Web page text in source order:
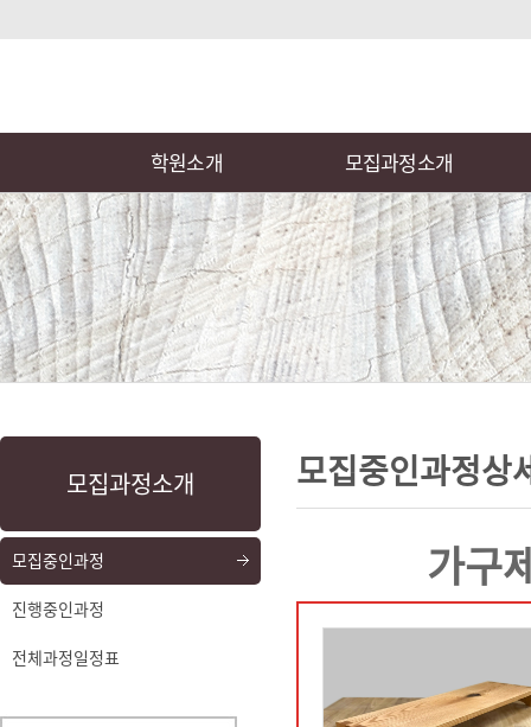
학원소개 모집과정소개
본
하
모집과정소개
모집중인과정
진행중인과정
전체과정일정표
링
본
모집중인과정상
가구